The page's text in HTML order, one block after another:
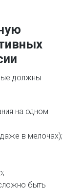
должны
на одном
в мелочах);
быть